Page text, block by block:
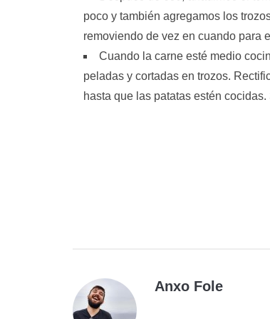
poco y también agregamos los
removiendo de vez en cuando para
Cuando la carne esté medio
peladas y cortadas en trozos.
hasta que las patatas estén
Anxo Fole